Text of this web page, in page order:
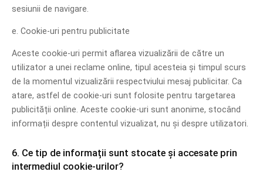
sesiunii de navigare.
e. Cookie-uri pentru publicitate
Aceste cookie-uri permit aflarea vizualizării de către un
utilizator a unei reclame online, tipul acesteia și timpul scurs
de la momentul vizualizării respectviului mesaj publicitar. Ca
atare, astfel de cookie-uri sunt folosite pentru targetarea
publicității online. Aceste cookie-uri sunt anonime, stocând
informații despre contentul vizualizat, nu și despre utilizatori.
6. Ce tip de informații sunt stocate și accesate prin
intermediul cookie-urilor?